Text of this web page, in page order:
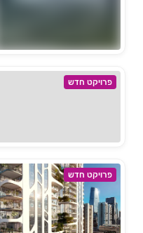
פרויקט חדש
פרויקט חדש